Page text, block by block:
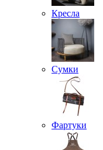
Кресла
Сумки
Фартуки